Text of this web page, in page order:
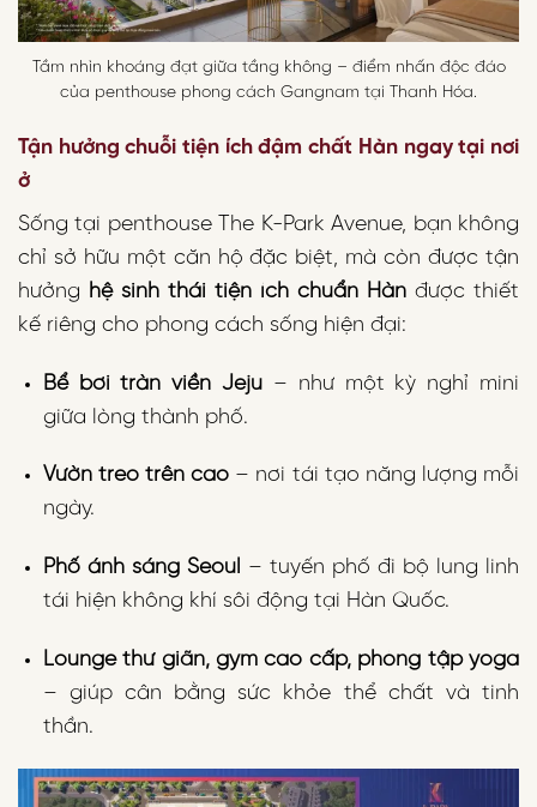
Tầm nhìn khoáng đạt giữa tầng không – điểm nhấn độc đáo
của penthouse phong cách Gangnam tại Thanh Hóa.
Tận hưởng chuỗi tiện ích đậm chất Hàn ngay tại nơi
ở
Sống tại penthouse The K-Park Avenue, bạn không
chỉ sở hữu một căn hộ đặc biệt, mà còn được tận
hưởng
hệ sinh thái tiện ích chuẩn Hàn được thiết
kế riêng cho phong cách sống hiện đại:
Bể bơi tràn viền Jeju – như một kỳ nghỉ mini
giữa lòng thành phố.
Vườn treo trên cao – nơi tái tạo năng lượng mỗi
ngày.
Phố ánh sáng Seoul
– tuyến phố đi bộ lung linh
tái hiện không khí sôi động tại Hàn Quốc.
Lounge thư giãn, gym cao cấp, phòng tập yoga
– giúp cân bằng sức khỏe thể chất và tinh
thần.